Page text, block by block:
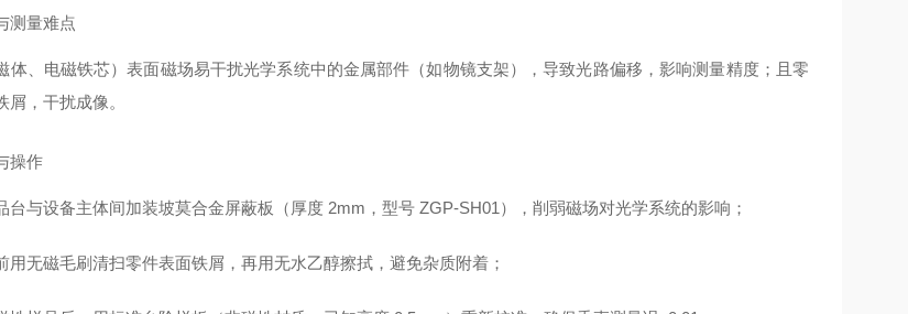
测量难点
体、电磁铁芯）表面磁场易干扰光学系统中的金属部件（如物镜支架），导致光路偏移，影响测量精度；且零
，干扰成像。
操作
台与设备主体间加装坡莫合金屏蔽板（厚度 2mm，型号 ZGP-SH01），削弱磁场对光学系统的影响；
用无磁毛刷清扫零件表面铁屑，再用无水乙醇擦拭，避免杂质附着；